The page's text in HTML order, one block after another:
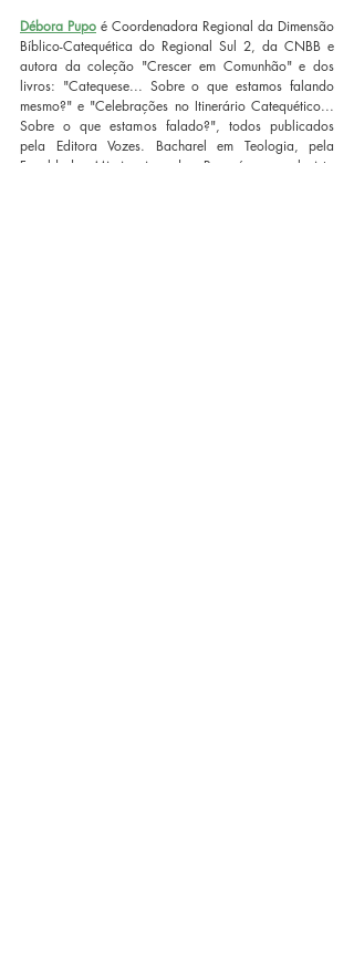
Débora Pupo é Coordenadora Regional da Dimensão
Bíblico-Catequética do Regional Sul 2, da CNBB e
autora da coleção "Crescer em Comunhão" e dos
livros: "Catequese... Sobre o que estamos falando
mesmo?" e "Celebrações no Itinerário Catequético...
Sobre o que estamos falado?", todos publicados
pela Editora Vozes. Bacharel em Teologia, pela
Faculdade Missioneira do Paraná, a colunista